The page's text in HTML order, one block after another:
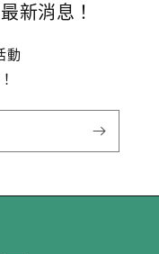
新消息！
動